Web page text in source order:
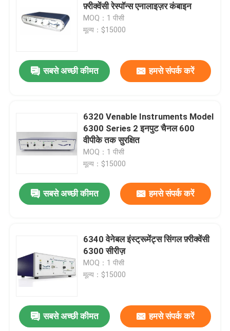
फ़्रीक्वेंसी रेस्पॉन्स एनालाइज़र कंबाइन
MOQ：1 पीसी
मूल्य：$15000
सबसे अच्छी कीमत हमसे संपर्क करें
6320 Venable Instruments Model
6300 Series 2 इनपुट चैनल 600
वीपीके तक सुरक्षित
MOQ：1 पीसी
मूल्य：$15000
सबसे अच्छी कीमत हमसे संपर्क करें
6340 वेनेबल इंस्ट्रूमेंट्स सिंगल फ़्रीक्वेंसी
6300 सीरीज़
MOQ：1 पीसी
मूल्य：$15000
सबसे अच्छी कीमत हमसे संपर्क करें